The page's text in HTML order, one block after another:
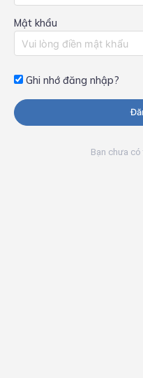
Mật khẩu
Ghi nhớ đăng nhập?
Bạn chưa có